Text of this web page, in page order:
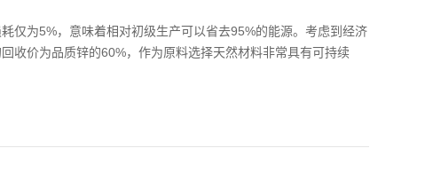
仅为5%，意味着相对初级生产可以省去95%的能源。考虑到经济
收价为品质锌的60%，作为原料选择天然材料非常具有可持续